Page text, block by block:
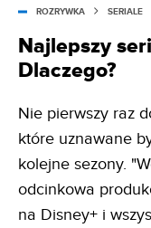
ROZRYWKA SERIALE
Najlepszy
Dlaczego?
Nie pierwszy raz
które uznawane
kolejne sezony.
odcinkowa
na Disney+ i